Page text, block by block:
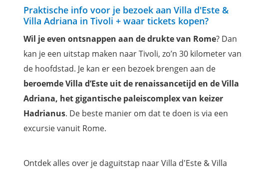
Praktische info voor je bezoek aan Villa d'Este &
Villa Adriana in Tivoli + waar tickets kopen?
Wil je even ontsnappen aan de drukte van Rome? Dan
kan je een uitstap maken naar Tivoli, zo’n 30 kilometer van
de hoofdstad. Je kan er een bezoek brengen aan de
beroemde Villa d’Este uit de renaissancetijd en de Villa
Adriana, het gigantische paleiscomplex van keizer
Hadrianus. De beste manier om dat te doen is via een
excursie vanuit Rome.
Ontdek alles over je daguitstap naar Villa d'Este & Villa